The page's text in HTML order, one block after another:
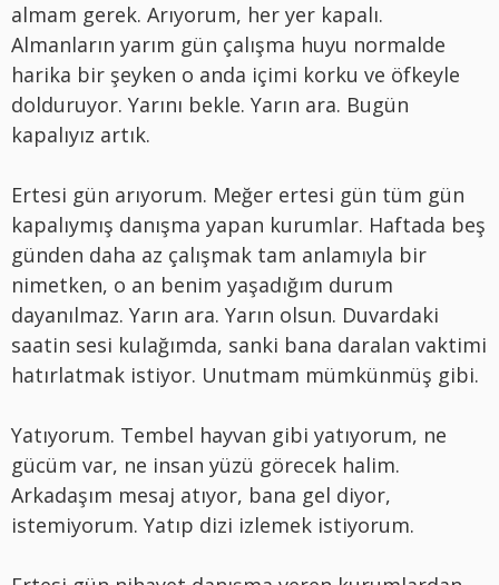
almam gerek. Arıyorum, her yer kapalı.
Almanların yarım gün çalışma huyu normalde
harika bir şeyken o anda içimi korku ve öfkeyle
dolduruyor. Yarını bekle. Yarın ara. Bugün
kapalıyız artık.
Ertesi gün arıyorum. Meğer ertesi gün tüm gün
kapalıymış danışma yapan kurumlar. Haftada beş
günden daha az çalışmak tam anlamıyla bir
nimetken, o an benim yaşadığım durum
dayanılmaz. Yarın ara. Yarın olsun. Duvardaki
saatin sesi kulağımda, sanki bana daralan vaktimi
hatırlatmak istiyor. Unutmam mümkünmüş gibi.
Yatıyorum. Tembel hayvan gibi yatıyorum, ne
gücüm var, ne insan yüzü görecek halim.
Arkadaşım mesaj atıyor, bana gel diyor,
istemiyorum. Yatıp dizi izlemek istiyorum.